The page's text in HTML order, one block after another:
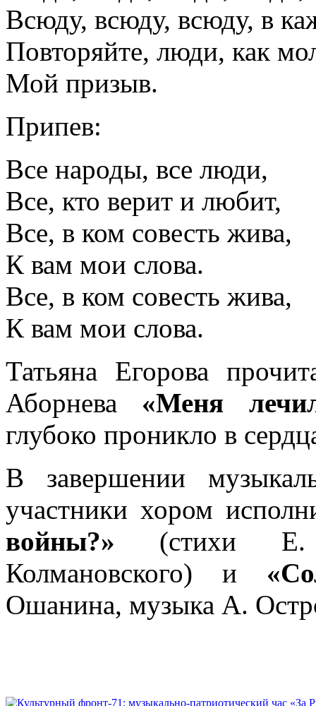
Всюду, всюду, всюду, в
Повторяйте, люди, как
Мой призыв.
Припев:
Все народы, все люди,
Все, кто верит и любит,
Все, в ком совесть жива,
К вам мои слова.
Все, в ком совесть жива,
К вам мои слова.
Татьяна Егорова
Аборнева «Меня
глубоко проникло в
В завершении
участники хором
войны?» (стихи Е.
Колмановского) и
Ошанина, музыка А.